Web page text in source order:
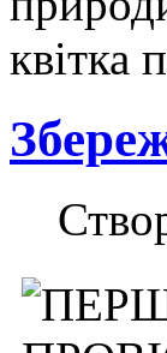
квітка